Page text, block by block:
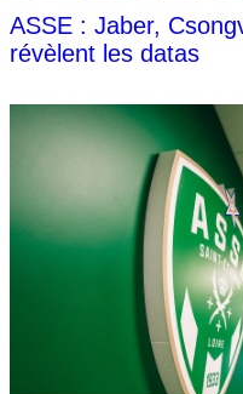
ASSE : Jaber,
révèlent les datas